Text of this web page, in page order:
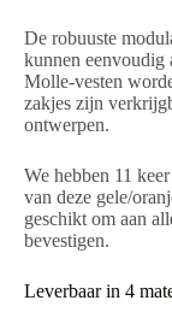
De robuuste
kunnen eenvoudig
Molle-vesten
zakjes zijn
ontwerpen.
We hebben 11
van deze gele/
geschikt om aan
bevestigen.
Leverbaar in 4